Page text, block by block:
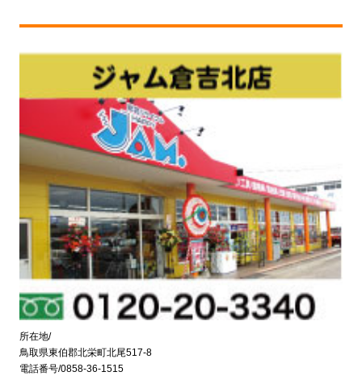
所在地/
鳥取県東伯郡北栄町北尾517-8
電話番号/0858-36-1515